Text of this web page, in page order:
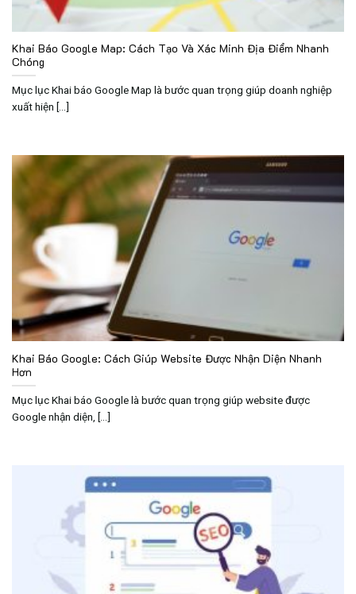
Khai Báo Google Map: Cách Tạo Và Xác Minh Địa Điểm Nhanh
Chóng
Mục lục Khai báo Google Map là bước quan trọng giúp doanh nghiệp
xuất hiện [...]
Khai Báo Google: Cách Giúp Website Được Nhận Diện Nhanh
Hơn
Mục lục Khai báo Google là bước quan trọng giúp website được
Google nhận diện, [...]